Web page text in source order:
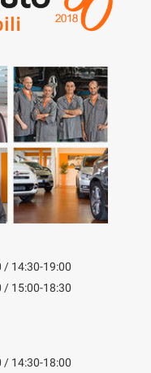
/ 14:30-19:00
/ 15:00-18:30
/ 14:30-18:00